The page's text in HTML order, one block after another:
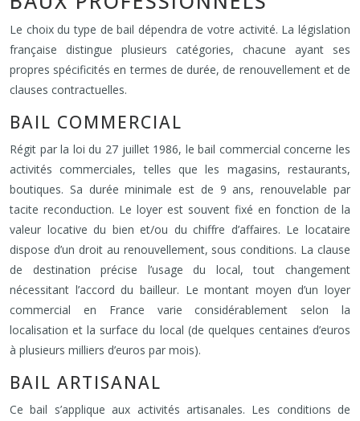
Le choix du type de bail dépendra de votre activité. La législation
française distingue plusieurs catégories, chacune ayant ses
propres spécificités en termes de durée, de renouvellement et de
clauses contractuelles.
BAIL COMMERCIAL
Régit par la loi du 27 juillet 1986, le bail commercial concerne les
activités commerciales, telles que les magasins, restaurants,
boutiques. Sa durée minimale est de 9 ans, renouvelable par
tacite reconduction. Le loyer est souvent fixé en fonction de la
valeur locative du bien et/ou du chiffre d’affaires. Le locataire
dispose d’un droit au renouvellement, sous conditions. La clause
de destination précise l’usage du local, tout changement
nécessitant l’accord du bailleur. Le montant moyen d’un loyer
commercial en France varie considérablement selon la
localisation et la surface du local (de quelques centaines d’euros
à plusieurs milliers d’euros par mois).
BAIL ARTISANAL
Ce bail s’applique aux activités artisanales. Les conditions de